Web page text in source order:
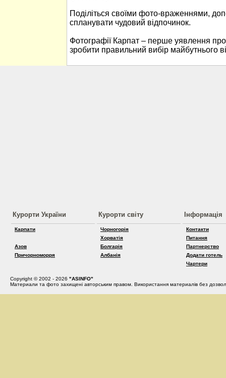
Поділіться своїми фото-враженнями,
спланувати чудовий відпочинок.
Фотографії Карпат – перше уявлення
зробити правильний вибір майбутнього
Курорти України
Карпати
Азов
Причорноморря
Курорти світу
Чорногорія
Хорватія
Болгарія
Албанія
Інформація
Контакти
Питання
Партнерство
Додати готель
Чартери
Copyright © 2002 - 2026 "ASINFO"
Материали та фото захищені авторським правом. Використання материалів без